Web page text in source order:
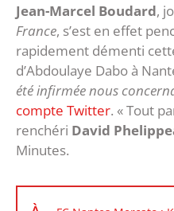
Jean-Marcel Boudard,
France, s’est en effet
rapidement démenti
d’Abdoulaye Dabo à
été infirmée nous
compte Twitter. « Tout
renchéri David
Minutes.